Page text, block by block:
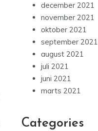
december 2021
november 2021
oktober 2021
september 2021
august 2021
juli 2021
juni 2021
marts 2021
Categories